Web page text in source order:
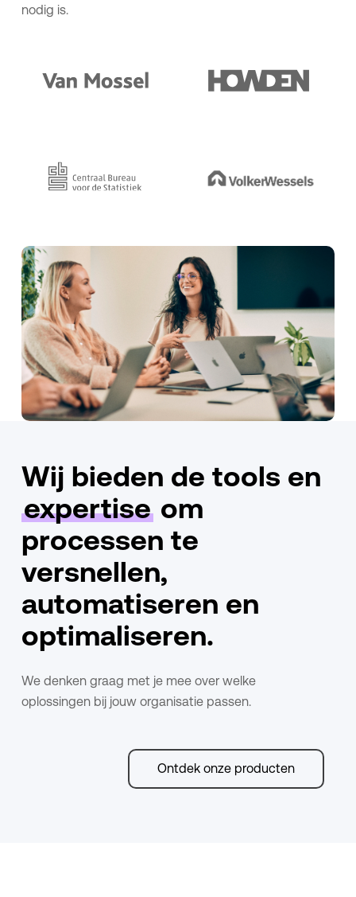
nodig is.
Wij bieden de tools en
expertise om
processen te
versnellen,
automatiseren en
optimaliseren.
We denken graag met je mee over welke
oplossingen bij jouw organisatie passen.
Ontdek onze producten